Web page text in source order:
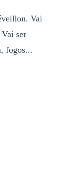
Vai
ser
fogos...